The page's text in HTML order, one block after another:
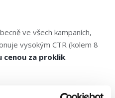
ve všech kampaních,
vysokým CTR (kolem 8
cenou za proklik.
se to chová na